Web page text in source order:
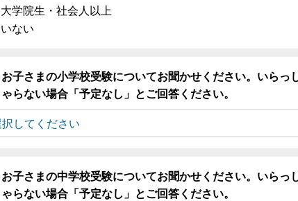
大学院生・社会人以上
いない
お子さまの小学校受験についてお聞かせください。いらっ
ゃらない場合「予定なし」とご回答ください。
お子さまの中学校受験についてお聞かせください。いらっ
ゃらない場合「予定なし」とご回答ください。